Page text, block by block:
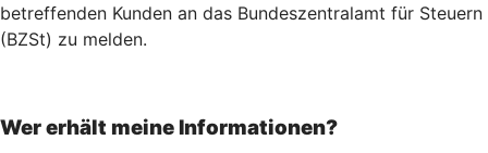
betreffenden Kunden an das Bundeszentralamt für Steuern
(BZSt) zu melden.
Wer erhält meine Informationen?